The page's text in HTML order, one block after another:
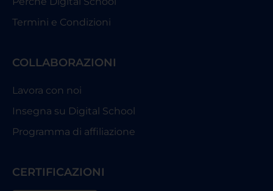
Termini e Condizioni
COLLABORAZIONI
Lavora con noi
Insegna su Digital School
Programma di affiliazione
CERTIFICAZIONI